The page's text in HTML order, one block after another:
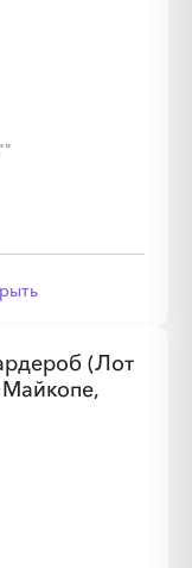
(Лот